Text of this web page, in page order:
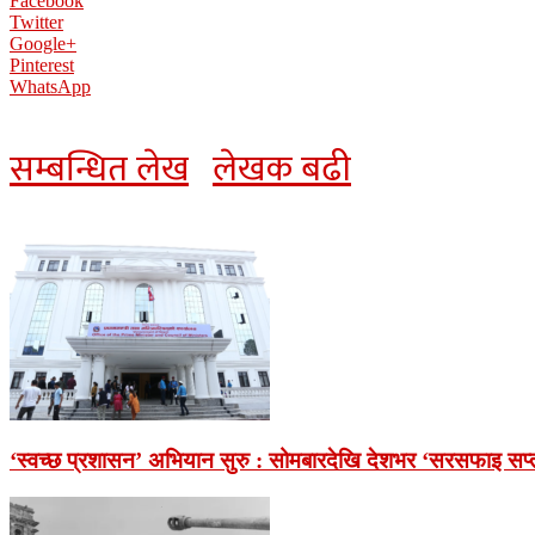
Twitter
Google+
Pinterest
WhatsApp
सम्बन्धित लेख लेखक बढी
‘स्वच्छ प्रशासन’ अभियान सुरु : सोमबारदेखि देशभर ‘सरसफाइ